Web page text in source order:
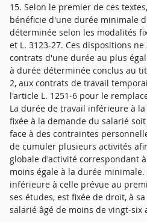
15. Selon le premier de ces
bénéficie d'une durée minimale
déterminée selon les modalités
et L. 3123-27. Ces dispositions
contrats d'une durée au plus
à durée déterminée conclus au
2, aux contrats de travail
l'article L. 1251-6 pour le
La durée de travail inférieure à
fixée à la demande du salarié
face à des contraintes
de cumuler plusieurs activités
globale d'activité correspondant
moins égale à la durée
inférieure à celle prévue au
ses études, est fixée de droit, à
salarié âgé de moins de vingt-six